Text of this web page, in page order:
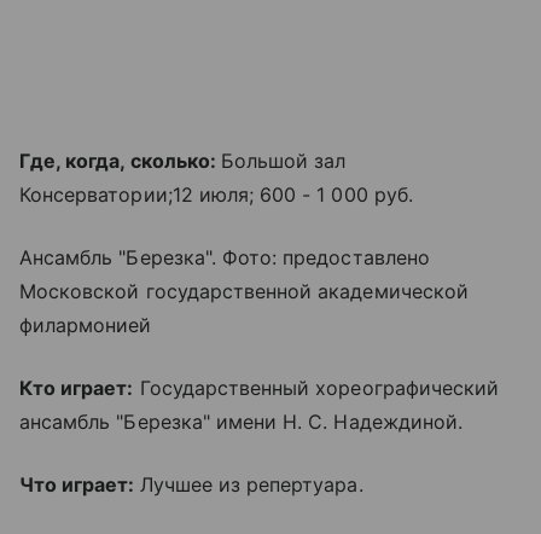
Где, когда, сколько: Большой зал
Консерватории;12 июля; 600 - 1 000 руб.
Ансамбль "Березка". Фото: предоставлено
Московской государственной академической
филармонией
Кто играет: Государственный хореографический
ансамбль "Березка" имени Н. С. Надеждиной.
Что играет: Лучшее из репертуара.